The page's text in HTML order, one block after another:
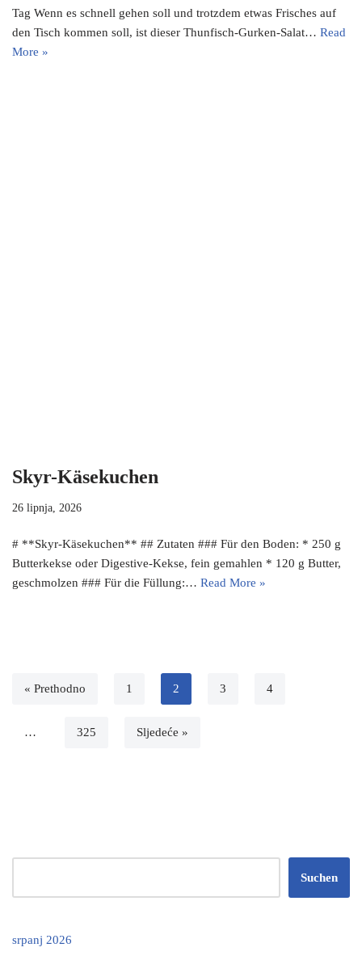
Tag Wenn es schnell gehen soll und trotzdem etwas Frisches auf
den Tisch kommen soll, ist dieser Thunfisch-Gurken-Salat… Read
More »
Skyr-Käsekuchen
26 lipnja, 2026
# **Skyr-Käsekuchen** ## Zutaten ### Für den Boden: * 250 g
Butterkekse oder Digestive-Kekse, fein gemahlen * 120 g Butter,
geschmolzen ### Für die Füllung:… Read More »
« Prethodno 1 2 3 4
… 325 Sljedeće »
Suchen
srpanj 2026